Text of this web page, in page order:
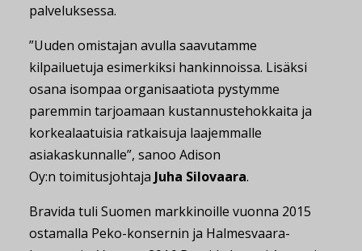
palveluksessa.
”Uuden omistajan avulla saavutamme
kilpailuetuja esimerkiksi hankinnoissa. Lisäksi
osana isompaa organisaatiota pystymme
paremmin tarjoamaan kustannustehokkaita ja
korkealaatuisia ratkaisuja laajemmalle
asiakaskunnalle”, sanoo Adison
Oy:n toimitusjohtaja Juha Silovaara.
Bravida tuli Suomen markkinoille vuonna 2015
ostamalla Peko-konsernin ja Halmesvaara-